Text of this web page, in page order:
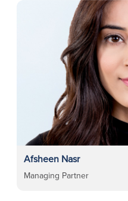
Afsheen Nasr
Managing Partner